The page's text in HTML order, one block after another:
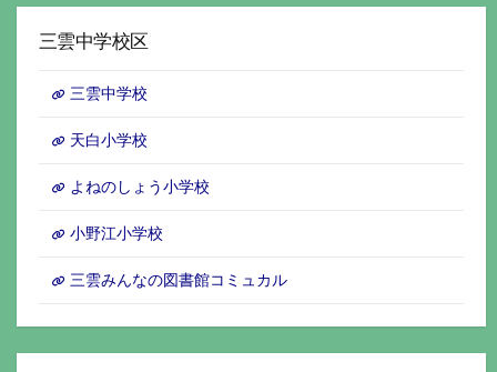
イ
三雲中学校区
三雲中学校
天白小学校
よねのしょう小学校
小野江小学校
三雲みんなの図書館コミュカル